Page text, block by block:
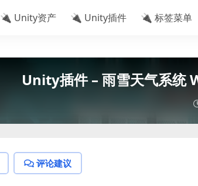
🔌 Unity资产 🔌 Unity插件 🔌 标签菜单
Unity插件 – 雨雪天气系
评论建议